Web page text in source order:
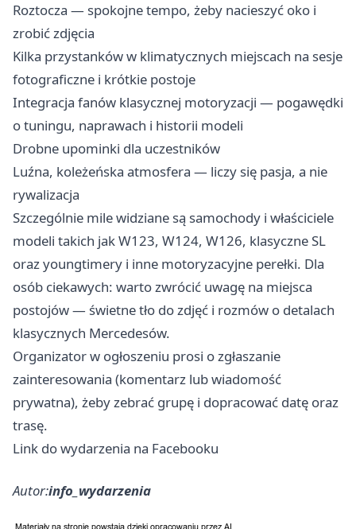
Roztocza — spokojne tempo, żeby nacieszyć oko i
zrobić zdjęcia
Kilka przystanków w klimatycznych miejscach na sesje
fotograficzne i krótkie postoje
Integracja fanów klasycznej motoryzacji — pogawędki
o tuningu, naprawach i historii modeli
Drobne upominki dla uczestników
Luźna, koleżeńska atmosfera — liczy się pasja, a nie
rywalizacja
Szczególnie mile widziane są samochody i właściciele
modeli takich jak W123, W124, W126, klasyczne SL
oraz youngtimery i inne motoryzacyjne perełki. Dla
osób ciekawych: warto zwrócić uwagę na miejsca
postojów — świetne tło do zdjęć i rozmów o detalach
klasycznych Mercedesów.
Organizator w ogłoszeniu prosi o zgłaszanie
zainteresowania (komentarz lub wiadomość
prywatna), żeby zebrać grupę i dopracować datę oraz
trasę.
Link do wydarzenia na Facebooku
Autor:info_wydarzenia